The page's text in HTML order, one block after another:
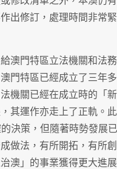
出修訂，處理時間非常
澳門特區立法機關和法
門特區已經成立了三年
機關已經在成立時的「新
其運作亦走上了正軌。
決策，但隨著時勢發展
做法，有所開拓，有所
治澳」的事業獲得更大進